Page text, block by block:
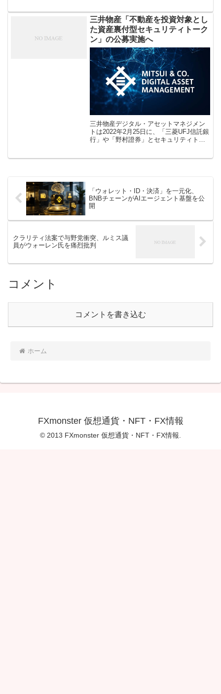
が、 […]
三井物産「不動産を投資対象とし
た資産裏付型セキュリティトーク
ン」の公募実施へ
三井物産デジタル・アセットマネジメン
トは2022年2月25日に、「三菱UFJ信託銀
行」や「野村證券」とセキュリティトー
「ウォレット・ID・決済」を一元化、
BNBチェーンがAIエージェント基盤を公
開
クラリティ法案で与野党衝突、ルミス議
員がウォーレン氏を痛烈批判
コメント
コメントを書き込む
ホーム
FXmonster 仮想通貨・NFT・FX情報
© 2013 FXmonster 仮想通貨・NFT・FX情報.